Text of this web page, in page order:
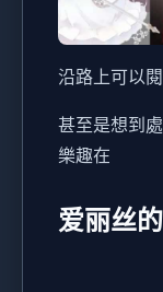
沿路上可以
甚至是想到
樂趣在
爱丽丝